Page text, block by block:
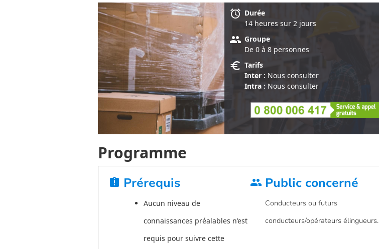
alarm Durée
14 heures sur 2 jours
group Groupe
De 0 à 8 personnes
euro Tarifs
Inter : Nous consulter
Intra : Nous consulter
Programme
assignment_late Prérequis
Aucun niveau de
connaissances préalables n’est
requis pour suivre cette
group Public concerné
Conducteurs ou futurs
conducteurs/opérateurs élingueurs.